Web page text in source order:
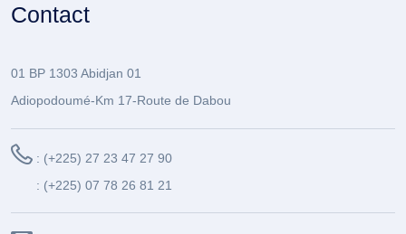
Contact
01 BP 1303 Abidjan 01
Adiopodoumé-Km 17-Route de Dabou
: (+225) 27 23 47 27 90
: (+225) 07 78 26 81 21